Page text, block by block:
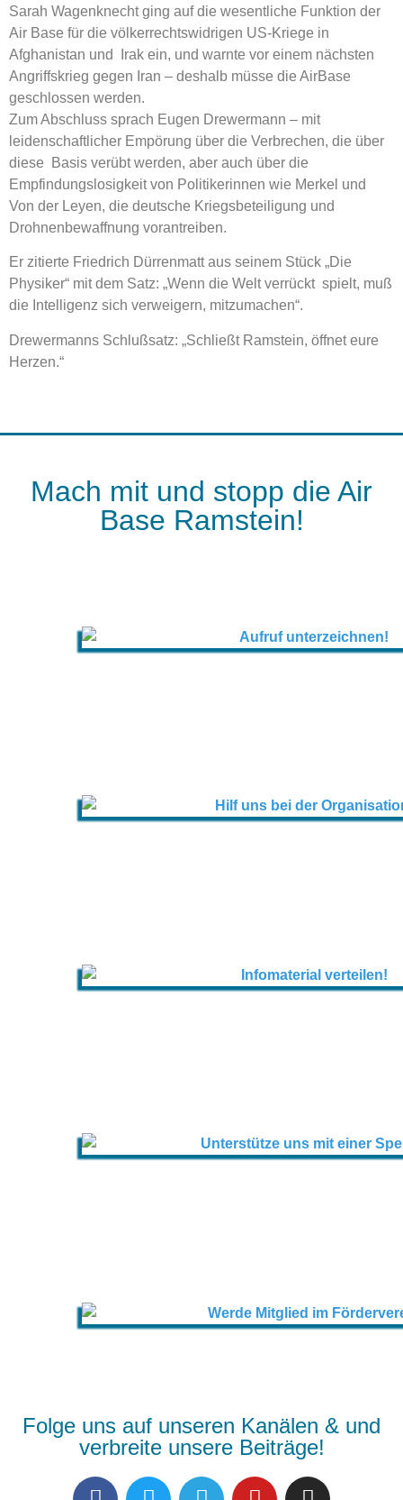
Sarah Wagenknecht ging auf die wesentliche Funktion der
Air Base für die völkerrechtswidrigen US-Kriege in
Afghanistan und Irak ein, und warnte vor einem nächsten
Angriffskrieg gegen Iran – deshalb müsse die AirBase
geschlossen werden.
Zum Abschluss sprach Eugen Drewermann – mit
leidenschaftlicher Empörung über die Verbrechen, die über
diese Basis verübt werden, aber auch über die
Empfindungslosigkeit von Politikerinnen wie Merkel und
Von der Leyen, die deutsche Kriegsbeteiligung und
Drohnenbewaffnung vorantreiben.
Er zitierte Friedrich Dürrenmatt aus seinem Stück „Die
Physiker“ mit dem Satz: „Wenn die Welt verrückt spielt, muß
die Intelligenz sich verweigern, mitzumachen“.
Drewermanns Schlußsatz: „Schließt Ramstein, öffnet eure
Herzen.“
Mach mit und stopp die Air
Base Ramstein!
Folge uns auf unseren Kanälen & und
verbreite unsere Beiträge!